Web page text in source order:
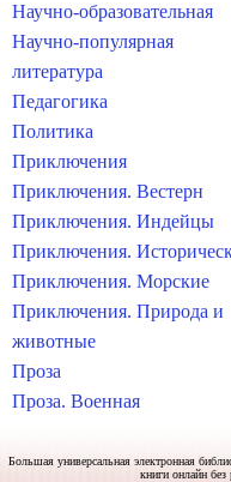
Научно-образовательная
Научно-популярная
литература
Педагогика
Политика
Приключения
Приключения. Вестерн
Приключения. Индейцы
Приключения.
Приключения. Морские
Приключения. Природа и
животные
Проза
Проза. Военная
Большая универсальная электронная
книги онлайн